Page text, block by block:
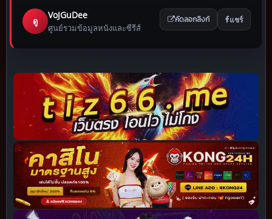
ดู
VoJGuDee
ศูนย์รวมข้อมูลหนังและซีรีส์
คัดลอกลิงก์ แชร์